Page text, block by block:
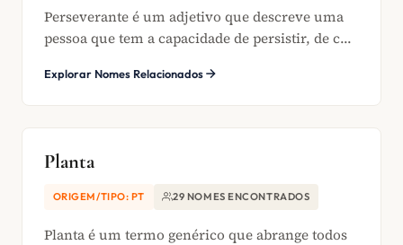
Perseverante é um adjetivo que descreve uma
pessoa que tem a capacidade de persistir, de c...
Explorar Nomes Relacionados
Planta
ORIGEM/TIPO: PT 29 NOMES ENCONTRADOS
Planta é um termo genérico que abrange todos